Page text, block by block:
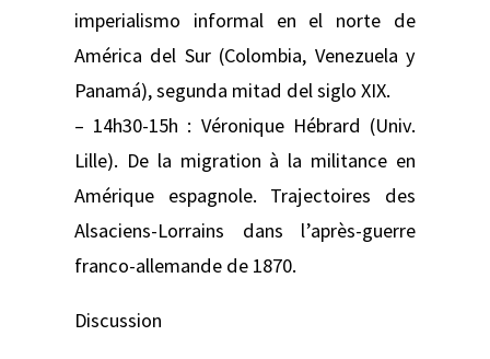
imperialismo informal en el norte de
América del Sur (Colombia, Venezuela y
Panamá), segunda mitad del siglo XIX.
– 14h30-15h : Véronique Hébrard (Univ.
Lille). De la migration à la militance en
Amérique espagnole. Trajectoires des
Alsaciens-Lorrains dans l’après-guerre
franco-allemande de 1870.
Discussion